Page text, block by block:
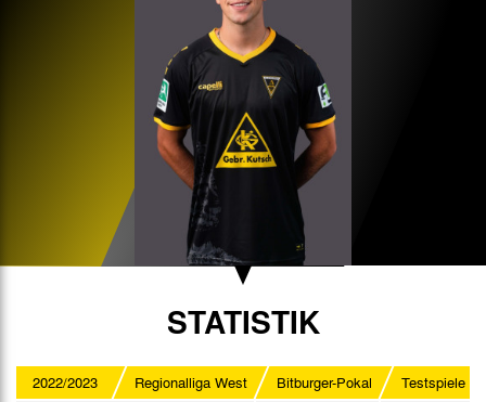
STATISTIK
2022/2023 Regionalliga West Bitburger-Pokal
Testspiele